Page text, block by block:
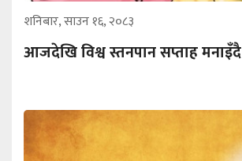
शनिबार, साउन १६, २०८३
आजदेखि विश्व स्तनपान सप्ताह मनाइँदै